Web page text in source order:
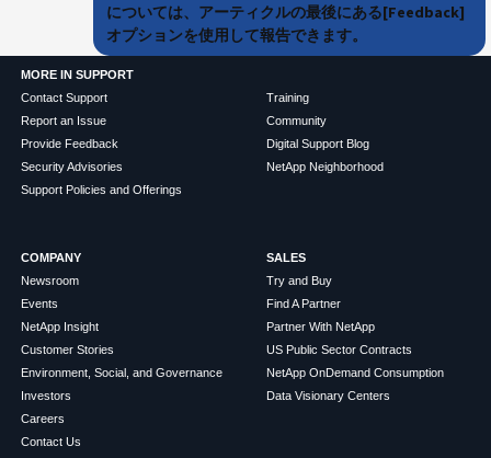
については、アーティクルの最後にある[Feedback]
オプションを使用して報告できます。
MORE IN SUPPORT
Contact Support
Report an Issue
Provide Feedback
Security Advisories
Support Policies and Offerings
Training
Community
Digital Support Blog
NetApp Neighborhood
COMPANY
Newsroom
Events
NetApp Insight
Customer Stories
Environment, Social, and Governance
Investors
Careers
Contact Us
SALES
Try and Buy
Find A Partner
Partner With NetApp
US Public Sector Contracts
NetApp OnDemand Consumption
Data Visionary Centers